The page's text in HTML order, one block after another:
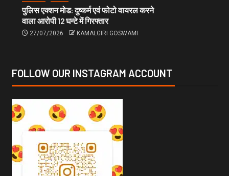
पुलिस एक्शन मोड: दुष्कर्म एवं फोटो वायरल करने
वाला आरोपी 12 घन्टे में गिरफ्तार
27/07/2026 KAMALGIRI GOSWAMI
FOLLOW OUR INSTAGRAM ACCOUNT